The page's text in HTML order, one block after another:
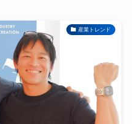
産業トレンド